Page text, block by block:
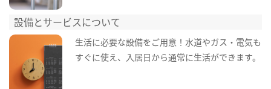
設備とサービスについて
生活に必要な設備をご用意！水道やガス・電気も
すぐに使え、入居日から通常に生活ができます。